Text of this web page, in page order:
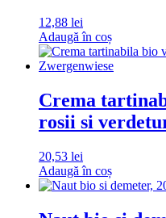
12,88 lei
Adaugă în coș
Crema
rosii si
20,53 lei
Adaugă în coș